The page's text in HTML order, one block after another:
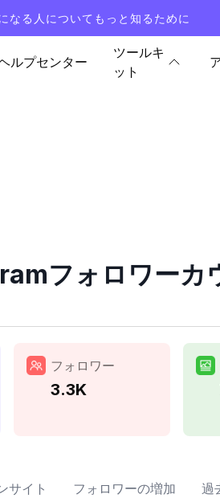
なる人についてもっと知るために
ルプセンター
ツールキ
ット
フォロワーカ
フォロワー
3.3K
サイト フォロワーの増加 過